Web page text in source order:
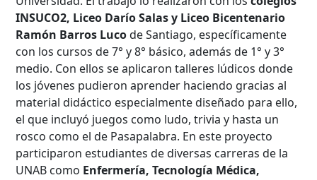
INSUCO2, Liceo Darío Salas y Liceo Bicentenario
Ramón Barros Lucode Santiago, específicamente
con los cursos de 7° y 8° básico, además de 1° y 3°
medio. Con ellos se aplicaron talleres lúdicos donde
los jóvenes pudieron aprender haciendo gracias al
material didáctico especialmente diseñado para ello,
el que incluyó juegos como ludo, trivia y hasta un
rosco como el de Pasapalabra. En este proyecto
participaron estudiantes de diversas carreras de la
UNAB como Enfermería, Tecnología Médica,